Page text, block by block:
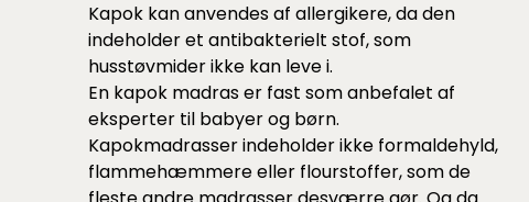
Kapok kan anvendes af allergikere, da den
indeholder et antibakterielt stof, som
husstøvmider ikke kan leve i.
En kapok madras er fast som anbefalet af
eksperter til babyer og børn.
Kapokmadrasser indeholder ikke formaldehyld,
flammehæmmere eller flourstoffer, som de